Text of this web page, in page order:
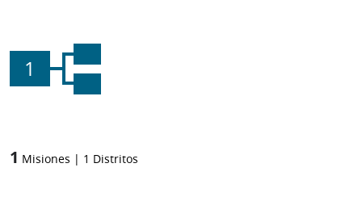
1
1 Misiones | 1 Distritos